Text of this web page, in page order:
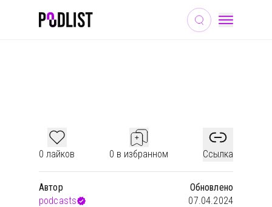
0 лайков 0 в избранном Ссылка
Автор
podcasts
Обновлено
07.04.2024